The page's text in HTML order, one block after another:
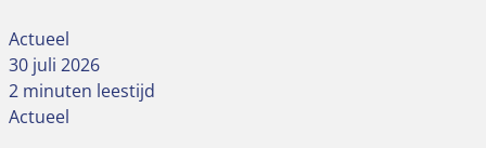
Actueel
30 juli 2026
2 minuten leestijd
Actueel